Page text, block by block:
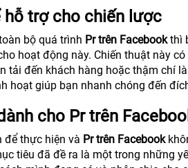
hỗ trợ cho chiến lược
bộ quá trình Pr trên Facebookthì
hoạt động này. Chiến thuật này
tải đến khách hàng hoặc thậm chí
hoạt giúp bạn nhanh chóng đến
cho Pr trên
thực hiện và Pr trên Facebook
tiêu đã đề ra là một trong những